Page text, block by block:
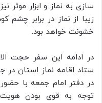
سازی به نماز و ابزار موثر
زیبا از نماز در برابر
خشونت خواهد بود.
در ادامه این سفر حجت
ستاد اقامه نماز استان
در دفتر امام جمعه با حضور
توجه به قوی بودن